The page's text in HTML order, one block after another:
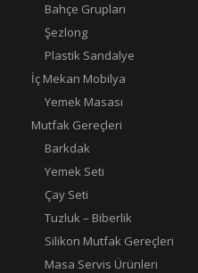
Bahçe Grupları
Şezlong
Plastik Sandalye
İç Mekan Mobilya
Yemek Masası
Mutfak Gereçleri
Barkdak
Yemek Seti
Çay Seti
Tuzluk – Biberlik
Silikon Mutfak Gereçleri
Masa Servis Ürünleri